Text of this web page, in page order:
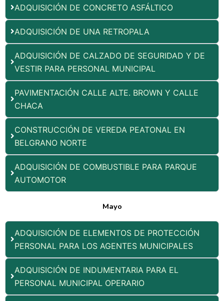
ADQUISICIÓN DE CONCRETO ASFÁLTICO
ADQUISICIÓN DE UNA RETROPALA
ADQUISICIÓN DE CALZADO DE SEGURIDAD Y DE
VESTIR PARA PERSONAL MUNICIPAL
PAVIMENTACIÓN CALLE ALTE. BROWN Y CALLE
CHACA
CONSTRUCCIÓN DE VEREDA PEATONAL EN
BELGRANO NORTE
ADQUISICIÓN DE COMBUSTIBLE PARA PARQUE
AUTOMOTOR
Mayo
ADQUISICIÓN DE ELEMENTOS DE PROTECCIÓN
PERSONAL PARA LOS AGENTES MUNICIPALES
ADQUISICIÓN DE INDUMENTARIA PARA EL
PERSONAL MUNICIPAL OPERARIO